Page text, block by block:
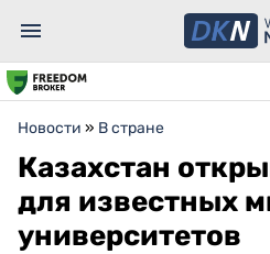
Новости » В стране
Казахстан
для известных
университетов